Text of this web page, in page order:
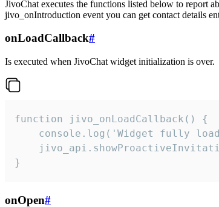
JivoChat executes the functions listed below to report
jivo_onIntroduction event you can get contact details
onLoadCallback#
Is executed when JivoChat widget initialization is over.
function jivo_onLoadCallback() {
console.log('Widget fully
}
onOpen#